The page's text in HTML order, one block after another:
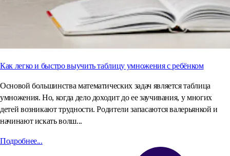
Как легко и быстро выучить таблицу умножения с ребёнком
Основой большинства математических задач является таблица
умножения. Но, когда дело доходит до ее заучивания, у многих
детей возникают трудности. Родители запасаются валерьянкой и
начинают искать волш...
Подробнее...